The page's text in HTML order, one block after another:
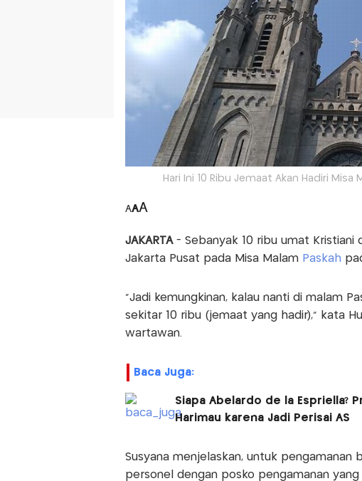
Hari Ini 10 Ribu Jemaat Akan Hadiri
AAA
JAKARTA - Sebanyak 10 ribu umat Kristiani
Jakarta Pusat pada Misa Malam Paskah
“Jadi kemungkinan, kalau nanti di malam
sekitar 10 ribu (jemaat yang hadir),” kata
wartawan.
Baca Juga:
Siapa Abelardo de la Espriella?
Harimau karena Jadi Perisai AS
Susyana menjelaskan, untuk pengamanan
personel dengan posko pengamanan